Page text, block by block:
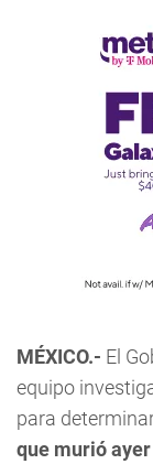
MÉXICO.- El
equipo
para
que murió